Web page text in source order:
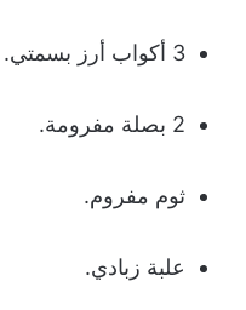
3 أكواب أرز بسمتي.
2 بصلة مفرومة.
ثوم مفروم.
علبة زبادي.